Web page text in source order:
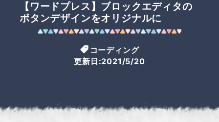
【ワードプレス】ブロックエディタの
ボタンデザインをオリジナルに
コーディング
更新日:2021/5/20